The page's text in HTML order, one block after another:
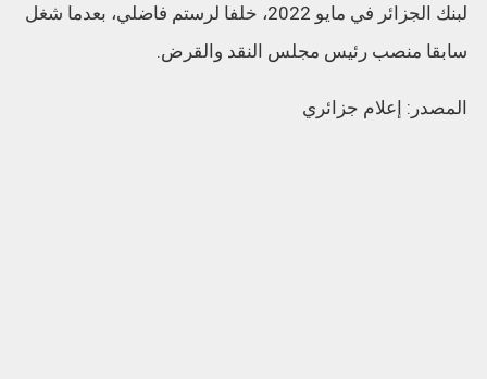
لبنك الجزائر في مايو 2022، خلفا لرستم فاضلي، بعدما شغل
سابقا منصب رئيس مجلس النقد والقرض.
المصدر: إعلام جزائري